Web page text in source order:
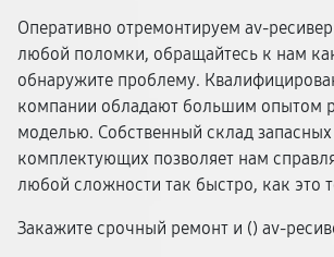
Оперативно отремонтируем av-
любой поломки, обращайтесь к нам
обнаружите проблему.
компании обладают большим опытом
моделью. Собственный склад запасных
комплектующих позволяет нам
любой сложности так быстро, как это
Закажите срочный ремонт и () av-